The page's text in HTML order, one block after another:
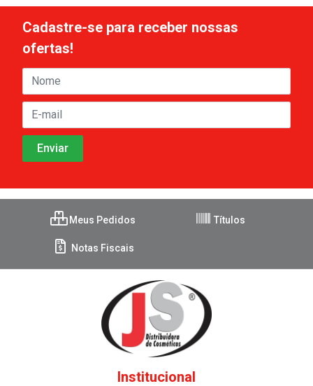
Cadastre-se para receber nossas
ofertas!
Meus Pedidos Títulos
Notas Fiscais
Institucional